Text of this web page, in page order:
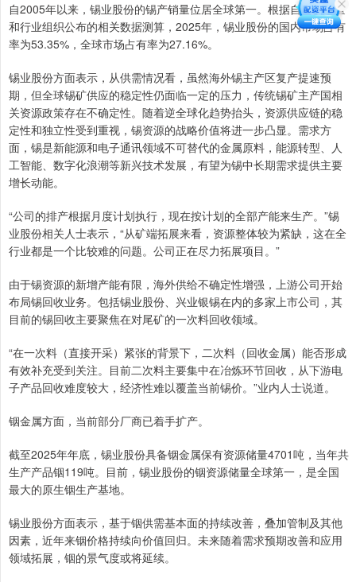
自2005年以来，锡业股份的锡产销量位居全球第一。根据自身产销量
和行业组织公布的相关数据测算，2025年，锡业股份的国内市场占有
率为53.35%，全球市场占有率为27.16%。
锡业股份方面表示，从供需情况看，虽然海外锡主产区复产提速预
期，但全球锡矿供应的稳定性仍面临一定的压力，传统锡矿主产国相
关资源政策存在不确定性。随着逆全球化趋势抬头，资源供应链的稳
定性和独立性受到重视，锡资源的战略价值将进一步凸显。需求方
面，锡是新能源和电子通讯领域不可替代的金属原料，能源转型、人
工智能、数字化浪潮等新兴技术发展，有望为锡中长期需求提供主要
增长动能。
“公司的排产根据月度计划执行，现在按计划的全部产能来生产。”锡
业股份相关人士表示，“从矿端拓展来看，资源整体较为紧缺，这在全
行业都是一个比较难的问题。公司正在尽力拓展项目。”
由于锡资源的新增产能有限，海外供给不确定性增强，上游公司开始
布局锡回收业务。包括锡业股份、兴业银锡在内的多家上市公司，其
目前的锡回收主要聚焦在对尾矿的一次料回收领域。
“在一次料（直接开采）紧张的背景下，二次料（回收金属）能否形成
有效补充受到关注。目前二次料主要集中在冶炼环节回收，从下游电
子产品回收难度较大，经济性难以覆盖当前锡价。”业内人士说道。
铟金属方面，当前部分厂商已着手扩产。
截至2025年年底，锡业股份具备铟金属保有资源储量4701吨，当年共
生产产品铟119吨。目前，锡业股份的铟资源储量全球第一，是全国
最大的原生铟生产基地。
锡业股份方面表示，基于铟供需基本面的持续改善，叠加管制及其他
因素，近年来铟价格持续向价值回归。未来随着需求预期改善和应用
领域拓展，铟的景气度或将延续。